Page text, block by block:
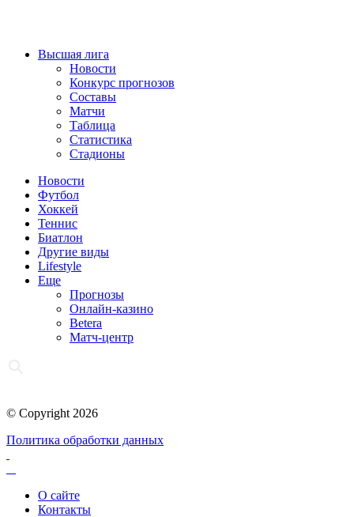
Высшая лига
Новости
Конкурс прогнозов
Составы
Матчи
Таблица
Статистика
Стадионы
Новости
Футбол
Хоккей
Теннис
Биатлон
Другие виды
Lifestyle
Еще
Прогнозы
Онлайн-казино
Betera
Матч-центр
© Copyright 2026
Политика обработки данных
О сайте
Контакты